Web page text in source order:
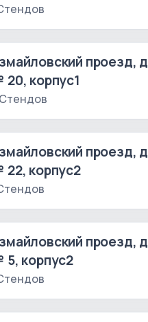
проезд,
корпус1
проезд,
корпус2
проезд,
корпус2